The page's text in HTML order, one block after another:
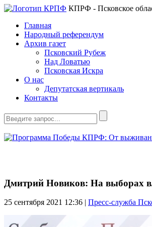
КПРФ - Псковское
Главная
Народный референдум
Архив газет
Псковский Рубеж
Над Ловатью
Псковская Искра
О нас
Депутатская вертикаль
Контакты
Дмитрий Новиков: На выборах
25 сентября 2021 12:36 | Пресс-служба